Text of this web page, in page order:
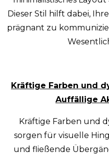
Dieser Stil hilft dabei,
prägnant zu
Kräftige Farben und
Auffällige
Kräftige Farben und
sorgen für visuelle
und fließende